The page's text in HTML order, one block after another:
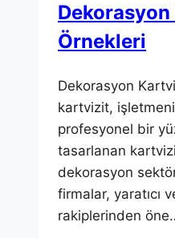
Örnekleri
Dekorasyon
kartvizit,
profesyonel bir
tasarlanan
dekorasyon
firmalar, yaratıcı
rakiplerinden